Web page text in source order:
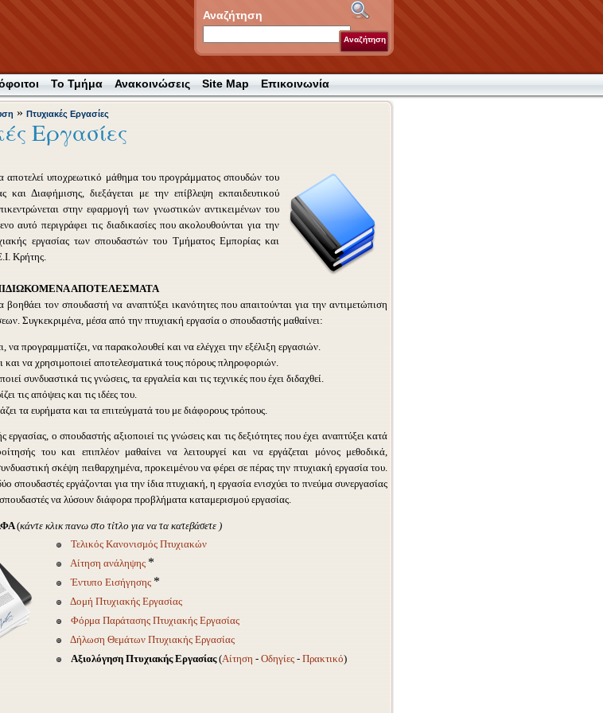
Αναζήτηση
Αναζήτηση
Το Τμήμα Ανακοινώσεις Site Map Επικοινωνία
» Πτυχιακές Εργασίες
Εργασίες
αποτελεί υποχρεωτικό μάθημα του προγράμματος σπουδών του
και Διαφήμισης, διεξάγεται με την επίβλεψη εκπαιδευτικού
στην εφαρμογή των γνωστικών αντικειμένων του
αυτό περιγράφει τις διαδικασίες που ακολουθούνται για την
εργασίας των σπουδαστών του Τμήματος Εμπορίας και
Κρήτης.
ΑΠΟΤΕΛΕΣΜΑΤΑ
βοηθάει τον σπουδαστή να αναπτύξει ικανότητες που απαιτούνται για την αντιμετώπιση
Συγκεκριμένα, μέσα από την πτυχιακή εργασία ο σπουδαστής μαθαίνει:
να προγραμματίζει, να παρακολουθεί και να ελέγχει την εξέλιξη εργασιών.
και να χρησιμοποιεί αποτελεσματικά τους πόρους πληροφοριών.
συνδυαστικά τις γνώσεις, τα εργαλεία και τις τεχνικές που έχει διδαχθεί.
τις απόψεις και τις ιδέες του.
τα ευρήματα και τα επιτεύγματά του με διάφορους τρόπους.
ο σπουδαστής αξιοποιεί τις γνώσεις και τις δεξιότητες που έχει αναπτύξει κατά
του και επιπλέον μαθαίνει να λειτουργεί και να εργάζεται μόνος μεθοδικά,
σκέψη πειθαρχημένα, προκειμένου να φέρει σε πέρας την πτυχιακή εργασία του.
σπουδαστές εργάζονται για την ίδια πτυχιακή, η εργασία ενισχύει το πνεύμα συνεργασίας
σπουδαστές να λύσουν διάφορα προβλήματα καταμερισμού εργασίας.
(κάντε κλικ πανω στο τίτλο για να τα κατεβάσετε )
Τελικός Κανονισμός Πτυχιακών
Αίτηση ανάληψης *
Έντυπο Εισήγησης *
Δομή Πτυχιακής Εργασίας
Φόρμα Παράτασης Πτυχιακής Εργασίας
Δήλωση Θεμάτων Πτυχιακής Εργασίας
Αξιολόγηση Πτυχιακής Εργασίας(Αίτηση - Οδηγίες - Πρακτικό)